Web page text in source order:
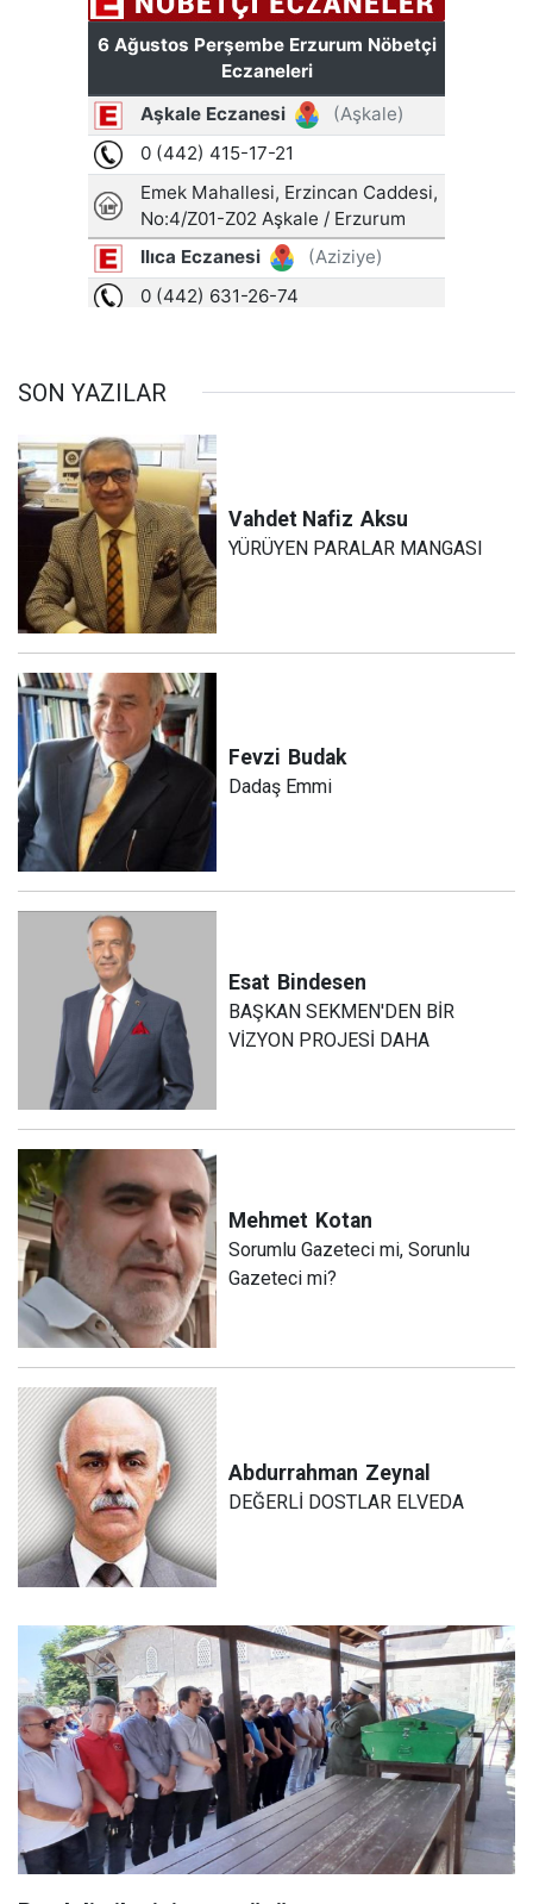
SON YAZILAR
Vahdet Nafiz Aksu
YÜRÜYEN PARALAR MANGASI
Fevzi Budak
Dadaş Emmi
Esat Bindesen
BAŞKAN SEKMEN'DEN BİR
VİZYON PROJESİ DAHA
Mehmet Kotan
Sorumlu Gazeteci mi, Sorunlu
Gazeteci mi?
Abdurrahman Zeynal
DEĞERLİ DOSTLAR ELVEDA